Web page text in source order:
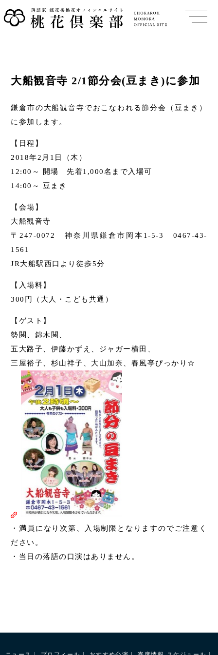
大船観音寺 2/1節分会(豆まき)に参加
鎌倉市の大船観音寺でおこなわれる節分会（豆まき）
に参加します。
【日程】
2018年2月1日（木）
12:00～ 開場 先着1,000名まで入場可
14:00～ 豆まき
【会場】
大船観音寺
〒247-0072 神奈川県鎌倉市岡本1-5-3 0467-43-
1561
JR大船駅西口より徒歩5分
【入場料】
300円（大人・こども共通）
【ゲスト】
勢関、錦木関、
五大路子、伊藤かずえ、ジャガー横田、
三屋裕子、杉山祥子、大山加奈、春風亭ぴっかり☆
・満員になり次第、入場制限となりますのでご注意く
ださい。
・当日の落語の口演はありません。